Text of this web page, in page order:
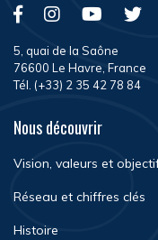
5, quai de la Saône
76600 Le Havre, France
Tél. (+33) 2 35 42 78 84
Nous découvrir
Vision, valeurs et
Réseau et chiffres clés
Histoire